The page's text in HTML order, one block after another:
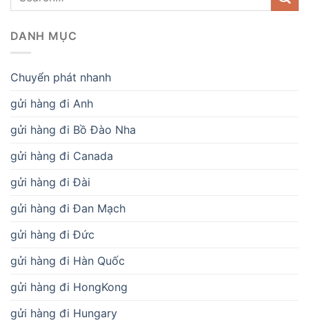
DANH MỤC
Chuyển phát nhanh
gửi hàng đi Anh
gửi hàng đi Bồ Đào Nha
gửi hàng đi Canada
gửi hàng đi Đài
gửi hàng đi Đan Mạch
gửi hàng đi Đức
gửi hàng đi Hàn Quốc
gửi hàng đi HongKong
gửi hàng đi Hungary